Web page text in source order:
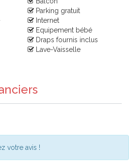
Parking gratuit
Internet
Equipement bébé
Draps fournis inclus
Lave-Vaisselle
votre avis !